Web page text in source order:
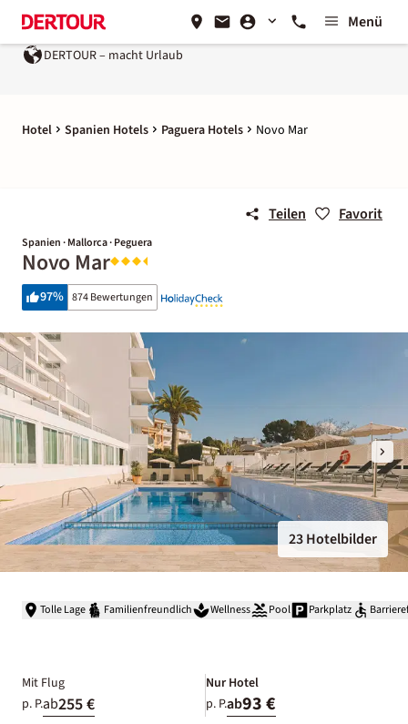
Menü
DERTOUR – macht Urlaub
Hotel Spanien Hotels Paguera Hotels Novo Mar
Teilen Favorit
Spanien · Mallorca · Peguera
Novo Mar
97% 874 Bewertungen
23 Hotelbilder
Tolle Lage Familienfreundlich Wellness Pool Parkplatz
Mit Flug
p. P.ab255 €
Nur Hotel
p. P.ab93 €